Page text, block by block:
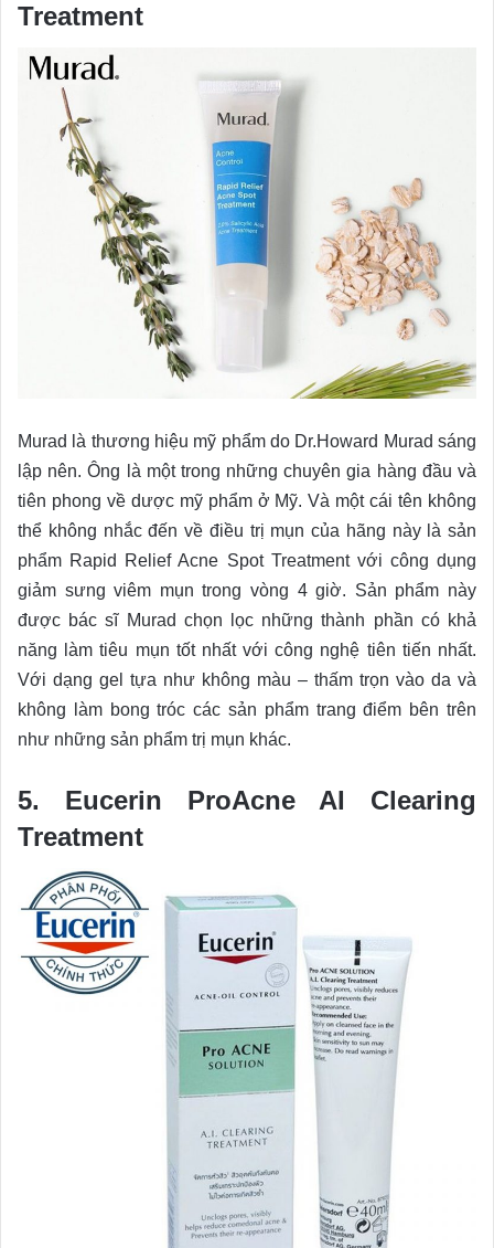
Treatment
Murad là thương hiệu mỹ phẩm do Dr.Howard Murad sáng
lập nên. Ông là một trong những chuyên gia hàng đầu và
tiên phong về dược mỹ phẩm ở Mỹ. Và một cái tên không
thể không nhắc đến về điều trị mụn của hãng này là sản
phẩm Rapid Relief Acne Spot Treatment với công dụng
giảm sưng viêm mụn trong vòng 4 giờ. Sản phẩm này
được bác sĩ Murad chọn lọc những thành phần có khả
năng làm tiêu mụn tốt nhất với công nghệ tiên tiến nhất.
Với dạng gel tựa như không màu – thấm trọn vào da và
không làm bong tróc các sản phẩm trang điểm bên trên
như những sản phẩm trị mụn khác.
5. Eucerin ProAcne AI Clearing
Treatment